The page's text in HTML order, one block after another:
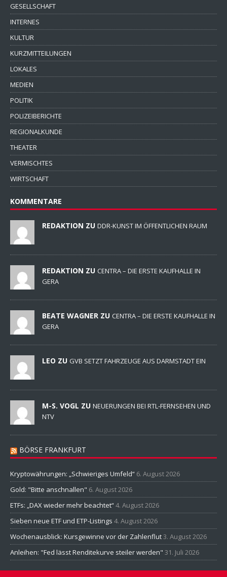
GESELLSCHAFT
INTERNES
KULTUR
KURZMITTEILUNGEN
LOKALES
MEDIEN
POLITIK
POLIZEIBERICHTE
REGIONALKUNDE
THEATER
VERMISCHTES
WIRTSCHAFT
KOMMENTARE
REDAKTION ZU DDR-KUNST IM ÖFFENTLICHEN RAUM
REDAKTION ZU CENTRA – DIE ERSTE KAUFHALLE IN
GERA
BEATE WAGNER ZU CENTRA – DIE ERSTE KAUFHALLE IN
GERA
LEO ZU GVB SETZT FAHRZEUGE AUS DARMSTADT EIN
M-S. VOGL ZU NEUERUNGEN BEI RTL-FERNSEHEN UND
NTV
BÖRSE FRANKFURT
Kryptowährungen: „Schwieriges Umfeld“ 6. August 2026
Gold: "Bitte anschnallen" 6. August 2026
ETFs: „DAX wieder mehr beachtet“4. August 2026
Sieben neue ETF und ETP-Listings 4. August 2026
Wochenausblick: Kursgewinne vor der Zahlenflut3. August 2026
Anleihen: "Fed lässt Renditekurve steiler werden" 31. Juli 2026